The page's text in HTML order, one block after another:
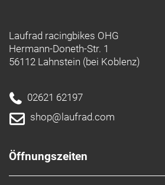
Laufrad racingbikes OHG
Hermann-Doneth-Str. 1
56112 Lahnstein (bei Koblenz)
02621 62197
shop@laufrad.com
Öffnungszeiten